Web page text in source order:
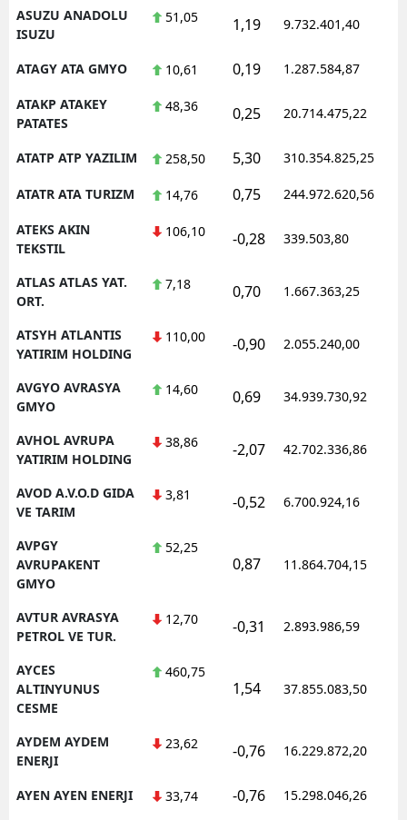
ASUZU ANADOLU
ISUZU
51,05 1,19 9.732.401,40
ATAGY ATA GMYO 10,61 0,19 1.287.584,87
ATAKP ATAKEY
PATATES
48,36 0,25 20.714.475,22
ATATP ATP YAZILIM 258,50 5,30 310.354.825,25
ATATR ATA TURIZM 14,76 0,75 244.972.620,56
ATEKS AKIN
TEKSTIL
106,10 -0,28 339.503,80
ATLAS ATLAS YAT.
ORT.
7,18 0,70 1.667.363,25
ATSYH ATLANTIS
YATIRIM HOLDING
110,00 -0,90 2.055.240,00
AVGYO AVRASYA
GMYO
14,60 0,69 34.939.730,92
AVHOL AVRUPA
YATIRIM HOLDING
38,86 -2,07 42.702.336,86
AVOD A.V.O.D GIDA
VE TARIM
3,81 -0,52 6.700.924,16
AVPGY
AVRUPAKENT
GMYO
52,25
0,87 11.864.704,15
AVTUR AVRASYA
PETROL VE TUR.
12,70 -0,31 2.893.986,59
AYCES
ALTINYUNUS
CESME
460,75
1,54 37.855.083,50
AYDEM AYDEM
ENERJI
23,62 -0,76 16.229.872,20
AYEN AYEN ENERJI 33,74 -0,76 15.298.046,26